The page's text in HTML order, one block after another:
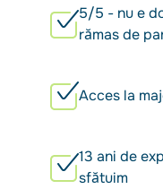
5/5 - nu e
rămas de
Acces la
13 ani de
sfătuim